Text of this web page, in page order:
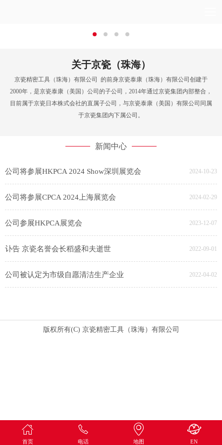
关于京瓷（珠海）
京瓷精密工具（珠海）有限公司 的前身京瓷泰康（珠海）有限公司创建于
2000年，是京瓷泰康（美国）公司的子公司，2014年通过京瓷集团内部整合，
目前属于京瓷日本株式会社的直属子公司，与京瓷泰康（美国）有限公司同属
于京瓷集团内下属公司。
新闻中心
公司将参展HKPCA 2024 Show深圳展览会 2024-10-23
公司将参展CPCA 2024上海展览会 2024-02-29
公司参展HKPCA展览会 2023-12-07
讣告 京瓷名誉会长稻盛和夫逝世 2022-09-01
公司被认定为市级自愿清洁生产企业 2022-04-02
版权所有(C) 京瓷精密工具（珠海）有限公司
首页 电话 地图 EN